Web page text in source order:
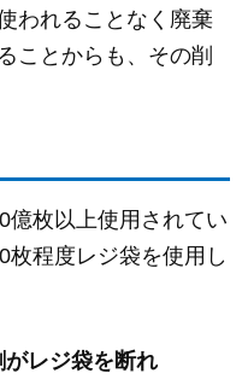
われることなく廃棄
ことからも、その削
億枚以上使用されてい
枚程度レジ袋を使用し
レジ袋を断れ